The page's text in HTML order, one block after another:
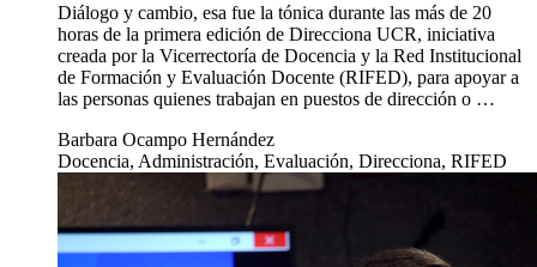
Diálogo y cambio, esa fue la tónica durante las más de 20
horas de la primera edición de Direcciona UCR, iniciativa
creada por la Vicerrectoría de Docencia y la Red Institucional
de Formación y Evaluación Docente (RIFED), para apoyar a
las personas quienes trabajan en puestos de dirección o …
Barbara Ocampo Hernández
Docencia, Administración, Evaluación, Direcciona, RIFED